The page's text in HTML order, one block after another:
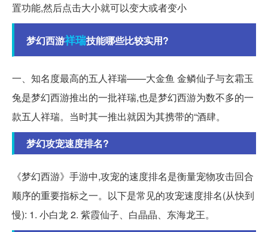
置功能,然后点击大小就可以变大或者变小
梦幻西游祥瑞技能哪些比较实用?
一、知名度最高的五人祥瑞——大金鱼 金鳞仙子与玄霜玉
兔是梦幻西游推出的一批祥瑞,也是梦幻西游为数不多的一
款五人祥瑞。当时其一推出就因为其携带的“酒肆。
梦幻攻宠速度排名?
《梦幻西游》手游中,攻宠的速度排名是衡量宠物攻击回合
顺序的重要指标之一。以下是常见的攻宠速度排名(从快到
慢): 1. 小白龙 2. 紫霞仙子、白晶晶、东海龙王。